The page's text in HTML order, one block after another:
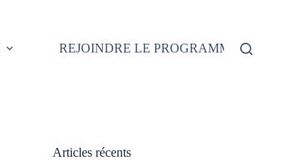
REJOINDRE LE PROGRAMME
Articles récents